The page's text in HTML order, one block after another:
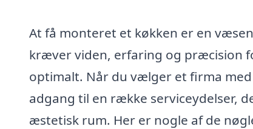
At få monteret et køkken er en
kræver viden, erfaring og præcision
optimalt. Når du vælger et firma med
adgang til en række serviceydelser,
æstetisk rum. Her er nogle af de